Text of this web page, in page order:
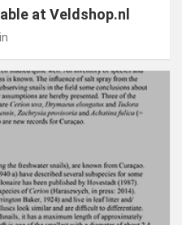
at Veldshop.nl